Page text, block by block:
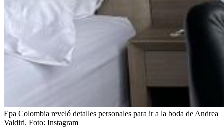
Epa Colombia reveló detalles personales para ir a la boda de Andrea
Valdiri. Foto: Instagram